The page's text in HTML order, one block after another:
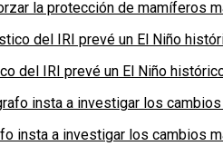
la protección de mamíferos
del IRI prevé un El Niño
insta a investigar los cambios